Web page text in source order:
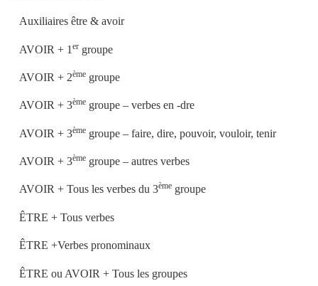
Auxiliaires être & avoir
AVOIR + 1 er groupe
AVOIR + 2ème groupe
AVOIR + 3ème groupe – verbes en -dre
AVOIR + 3ème groupe – faire, dire, pouvoir, vouloir, tenir
AVOIR + 3ème groupe – autres verbes
AVOIR + Tous les verbes du 3ème groupe
ÊTRE + Tous verbes
ÊTRE +Verbes pronominaux
ÊTRE ou AVOIR + Tous les groupes